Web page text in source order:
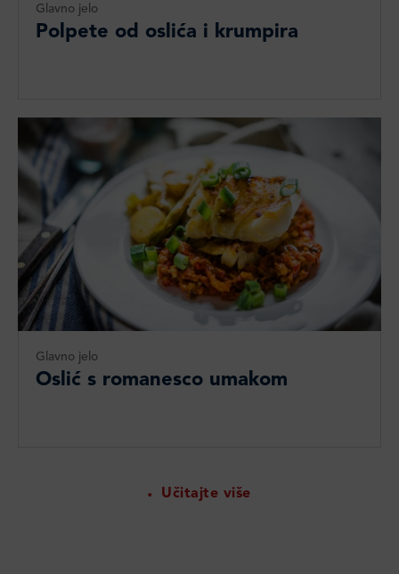
Glavno jelo
Polpete od oslića i krumpira
Glavno jelo
Oslić s romanesco umakom
Učitajte više